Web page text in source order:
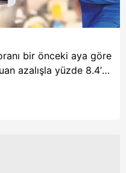
bir önceki aya göre
azalışla yüzde 8.4’e